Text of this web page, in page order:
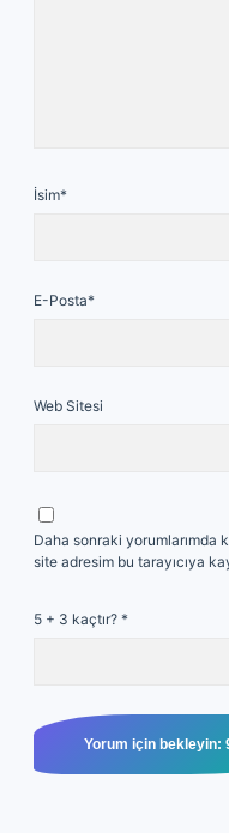
İsim*
E-Posta*
Web Sitesi
Daha sonraki yorumlarımda
site adresim bu tarayıcıya
5 + 3 kaçtır? *